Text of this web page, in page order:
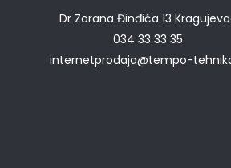
Dr Zorana Đinđića 13
034 33 33 35
internetprodaja@tempo-